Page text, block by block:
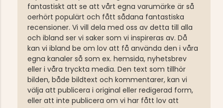
fantastiskt att se att vårt egna varumärke är så
oerhört populärt och fått sådana fantastiska
recensioner. Vi vill dela med oss av detta till alla
och ibland ser vi saker som vi inspireras av. Då
kan vi ibland be om lov att få använda den i våra
egna kanaler så som ex. hemsida, nyhetsbrev
eller i våra tryckta media. Den text som tillhör
bilden, både bildtext och kommentarer, kan vi
välja att publicera i original eller redigerad form,
eller att inte publicera om vi har fått lov att